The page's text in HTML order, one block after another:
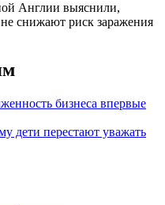
Англии выяснили,
снижают риск заражения
бизнеса впервые
дети перестают уважать